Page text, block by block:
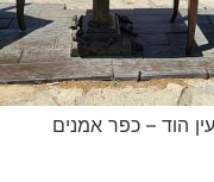
עין הוד – כפר אמנים